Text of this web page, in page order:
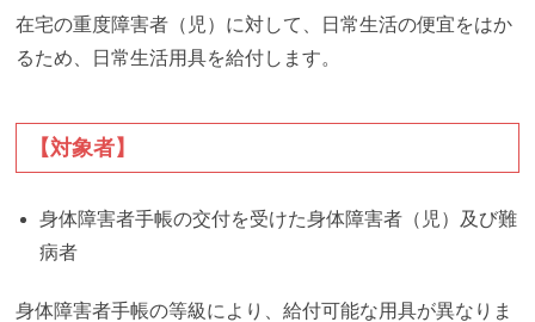
在宅の重度障害者（児）に対して、日常生活の便宜をはか
るため、日常生活用具を給付します。
【対象者】
身体障害者手帳の交付を受けた身体障害者（児）及び難
病者
身体障害者手帳の等級により、給付可能な用具が異なりま